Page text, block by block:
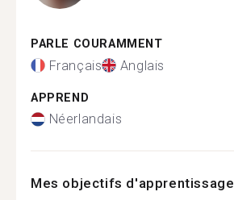
PARLE COURAMMENT
Français Anglais
APPREND
Néerlandais
Mes objectifs d'apprentissage